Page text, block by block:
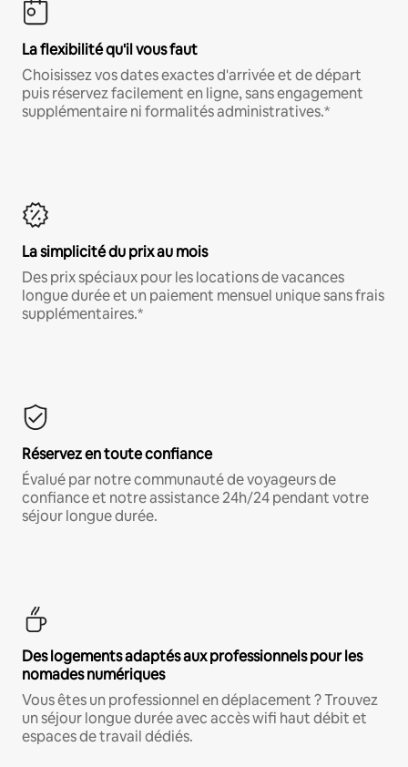
La flexibilité qu'il vous faut
Choisissez vos dates exactes d'arrivée et de départ
puis réservez facilement en ligne, sans engagement
supplémentaire ni formalités administratives.*
La simplicité du prix au mois
Des prix spéciaux pour les locations de vacances
longue durée et un paiement mensuel unique sans frais
supplémentaires.*
Réservez en toute confiance
Évalué par notre communauté de voyageurs de
confiance et notre assistance 24h/24 pendant votre
séjour longue durée.
Des logements adaptés aux professionnels pour les
nomades numériques
Vous êtes un professionnel en déplacement ? Trouvez
un séjour longue durée avec accès wifi haut débit et
espaces de travail dédiés.